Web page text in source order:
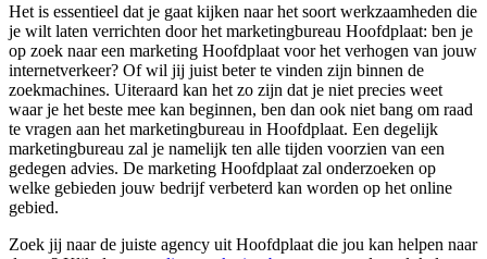
Het is essentieel dat je gaat kijken naar het soort werkzaamheden die
je wilt laten verrichten door het marketingbureau Hoofdplaat: ben je
op zoek naar een marketing Hoofdplaat voor het verhogen van jouw
internetverkeer? Of wil jij juist beter te vinden zijn binnen de
zoekmachines. Uiteraard kan het zo zijn dat je niet precies weet
waar je het beste mee kan beginnen, ben dan ook niet bang om raad
te vragen aan het marketingbureau in Hoofdplaat. Een degelijk
marketingbureau zal je namelijk ten alle tijden voorzien van een
gedegen advies. De marketing Hoofdplaat zal onderzoeken op
welke gebieden jouw bedrijf verbeterd kan worden op het online
gebied.
Zoek jij naar de juiste agency uit Hoofdplaat die jou kan helpen naar